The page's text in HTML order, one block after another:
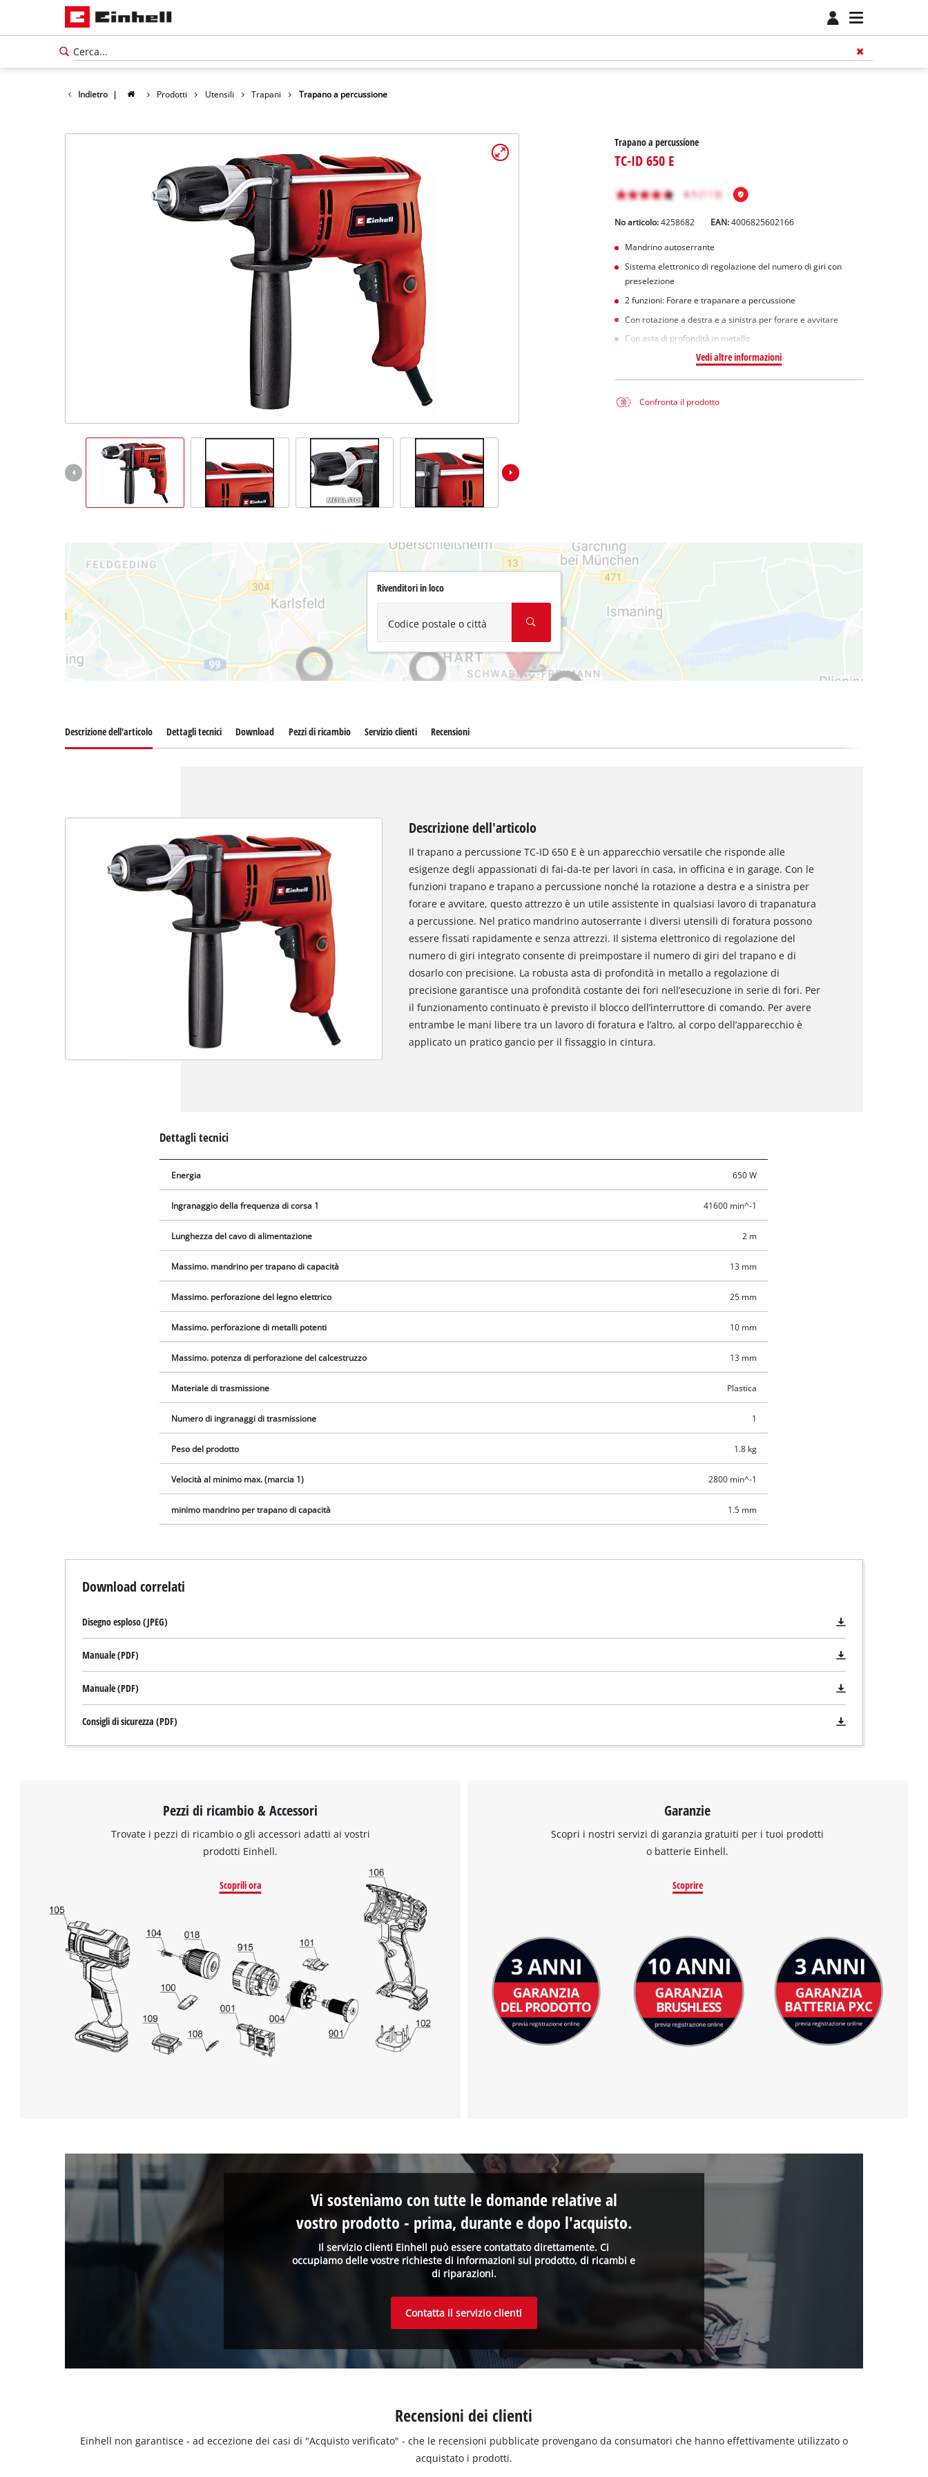
Indietro | Prodotti Utensili Trapani Trapano a percussione
Trapano a percussione
TC-ID 650 E
No articolo: 4258682 EAN:4006825602166
Mandrino autoserrante
Sistema elettronico di regolazione del numero di giri con
preselezione
2 funzioni: Forare e trapanare a percussione
Con rotazione a destra e a sinistra per forare e avvitare
Con asta di profondità in metallo
Vedi altre informazioni
Confronta il prodotto
Rivenditori in loco
Codice postale o città
This content is not permitted to load due
Descrizione dell'articolo Dettagli tecnici Download Pezzi di ricambio Servizio clienti Recensioni
Descrizione dell'articolo
Il trapano a percussione TC-ID 650 E è un apparecchio versatile che risponde alle
esigenze degli appassionati di fai-da-te per lavori in casa, in officina e in garage. Con le
funzioni trapano e trapano a percussione nonché la rotazione a destra e a sinistra per
forare e avvitare, questo attrezzo è un utile assistente in qualsiasi lavoro di trapanatura
a percussione. Nel pratico mandrino autoserrante i diversi utensili di foratura possono
essere fissati rapidamente e senza attrezzi. Il sistema elettronico di regolazione del
numero di giri integrato consente di preimpostare il numero di giri del trapano e di
dosarlo con precisione. La robusta asta di profondità in metallo a regolazione di
precisione garantisce una profondità costante dei fori nell’esecuzione in serie di fori. Per
il funzionamento continuato è previsto il blocco dell’interruttore di comando. Per avere
entrambe le mani libere tra un lavoro di foratura e l’altro, al corpo dell’apparecchio è
applicato un pratico gancio per il fissaggio in cintura.
Dettagli tecnici
Energia 650 W
Ingranaggio della frequenza di corsa 1 41600 min^-1
Lunghezza del cavo di alimentazione 2 m
Massimo. mandrino per trapano di capacità 13 mm
Massimo. perforazione del legno elettrico 25 mm
Massimo. perforazione di metalli potenti 10 mm
Massimo. potenza di perforazione del calcestruzzo 13 mm
Materiale di trasmissione Plastica
Numero di ingranaggi di trasmissione 1
Peso del prodotto 1.8 kg
Velocità al minimo max. (marcia 1) 2800 min^-1
minimo mandrino per trapano di capacità 1.5 mm
Download correlati
Disegno esploso (JPEG)
Manuale (PDF)
Manuale (PDF)
Consigli di sicurezza (PDF)
Pezzi di ricambio & Accessori
Trovate i pezzi di ricambio o gli accessori adatti ai vostri
prodotti Einhell.
Scoprili ora
Garanzie
Scopri i nostri servizi di garanzia gratuiti per i tuoi prodotti
o batterie Einhell.
Scoprire
Il servizio clienti Einhell può essere contattato direttamente. Ci
occupiamo delle vostre richieste di informazioni sul prodotto, di ricambi e
di riparazioni.
Vi sosteniamo con tutte le domande relative al
vostro prodotto - prima, durante e dopo l'acquisto.
Contatta il servizio clienti
Recensioni dei clienti
Einhell non garantisce - ad eccezione dei casi di "Acquisto verificato" - che le recensioni pubblicate provengano da consumatori che hanno effettivamente utilizzato o
acquistato i prodotti.